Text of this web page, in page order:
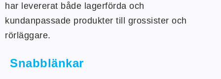
har levererat både lagerförda och
kundanpassade produkter till grossister och
rörläggare.
Snabblänkar